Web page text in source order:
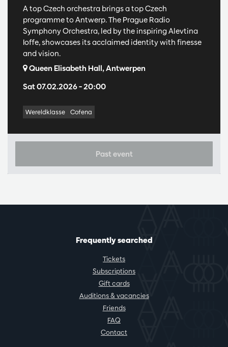
Sat 07.02.2026– 20:00
A top Czech orchestra brings a top Czech
programme to Antwerp. The Prague Radio
Symphony Orchestra, led by the inspiring Alevtina
Ioffe, showcases its acclaimed identity with finesse
and vision.
Queen Elisabeth Hall, Antwerpen
Wereldklasse Cofena
Past event
Frequently searched
Tickets
Subscriptions
Gift cards
Auditions & vacancies
Friends
FAQ
Contact